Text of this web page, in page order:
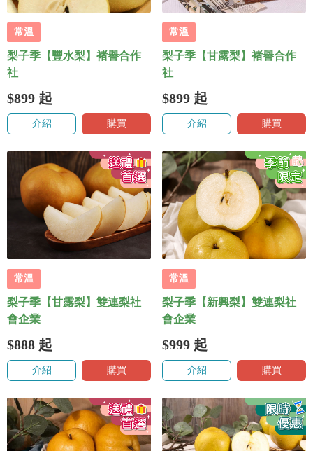
常溫
梨子季【豐水梨】褚譽合作
社
$899 起
介紹 購買
常溫
梨子季【甘露梨】褚譽合作
社
$899 起
介紹 購買
常溫
梨子季【甘露梨】雙連梨社
會企業
$888 起
介紹 購買
常溫
梨子季【新興梨】雙連梨社
會企業
$999 起
介紹 購買